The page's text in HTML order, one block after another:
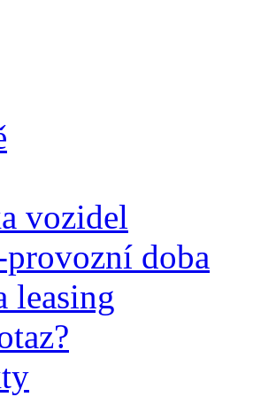
vozidel
doba
leasing